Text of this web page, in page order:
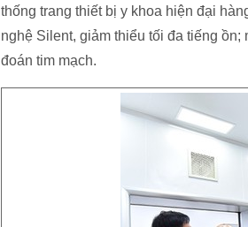
thống trang thiết bị y khoa hiện đại
nghệ Silent, giảm thiểu tối đa tiếng
đoán tim mạch.